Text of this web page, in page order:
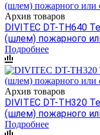
Архив товаров
DIVITEC DT-TH640
(шлем) пожарного
Подробнее
Архив товаров
DIVITEC DT-TH320
(шлем) пожарного
Подробнее